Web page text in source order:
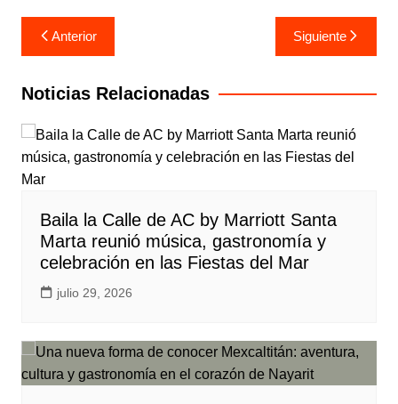
Navegación
de
entradas
Anterior Siguiente
Noticias Relacionadas
Baila la Calle de AC by Marriott Santa
Marta reunió música, gastronomía y
celebración en las Fiestas del Mar
julio 29, 2026